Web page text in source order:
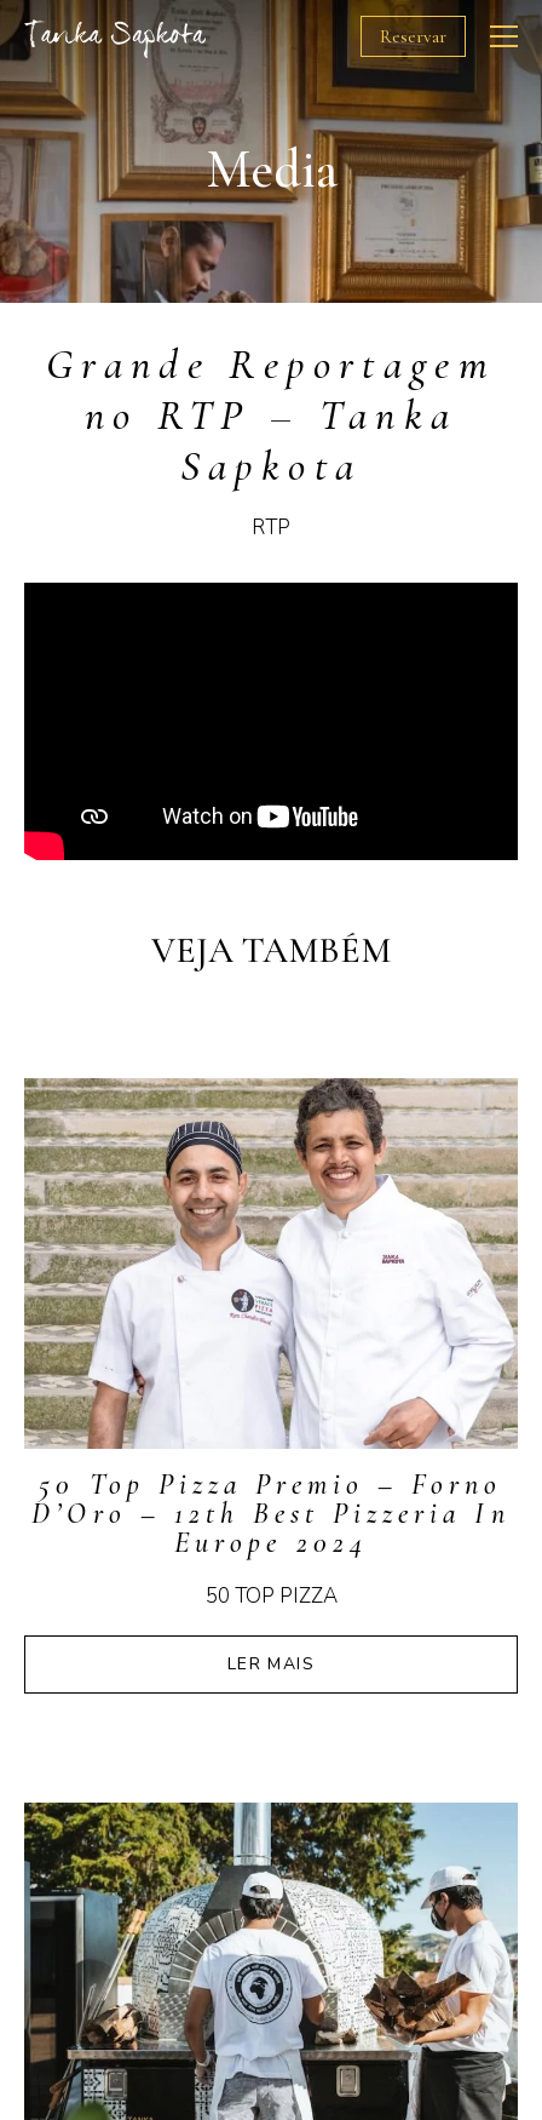
Reservar
O Chef
Restaurantes
Prémios
Solidariedade
Media
Gift Cards
Media
Grande Reportagem
no RTP – Tanka
Sapkota
RTP
VEJA TAMBÉM
50 Top Pizza Premio – Forno
D’Oro – 12th Best Pizzeria In
Europe 2024
50 TOP PIZZA
LER MAIS